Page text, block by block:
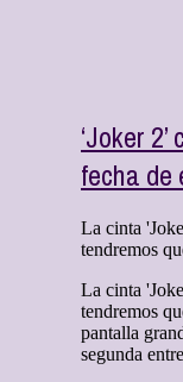
‘Joker
fecha de
La cinta
tendremos
La cinta
tendremos
pantalla
segunda